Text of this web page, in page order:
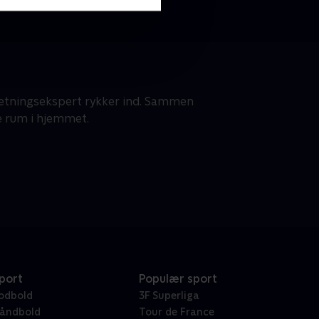
rykker ind. Sammen
rum i hjemmet.
Populær sport
3F Superliga
Tour de France